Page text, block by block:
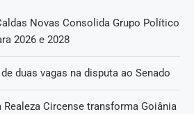
Novas Consolida Grupo Político
2026 e 2028
duas vagas na disputa ao Senado
Realeza Circense transforma Goiânia